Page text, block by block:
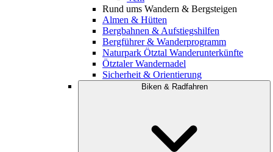
Rund ums Wandern & Bergsteigen
Almen & Hütten
Bergbahnen & Aufstiegshilfen
Bergführer & Wanderprogramm
Naturpark Ötztal Wanderunterkünfte
Ötztaler Wandernadel
Sicherheit & Orientierung
Biken & Radfahren